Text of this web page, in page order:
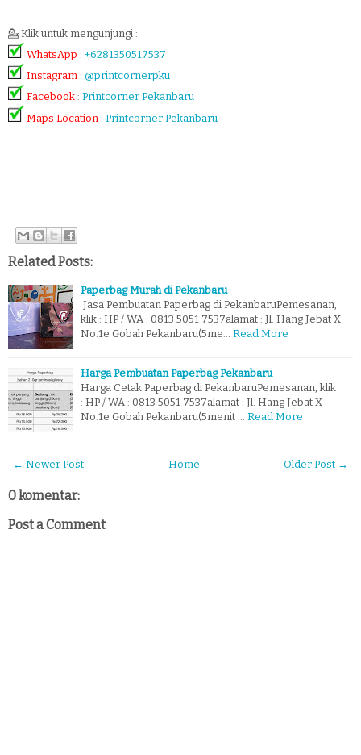
💁 Klik untuk mengunjungi :
WhatsApp : +6281350517537
Instagram : @printcornerpku
Facebook : Printcorner Pekanbaru
Maps Location : Printcorner Pekanbaru
Related Posts:
Paperbag Murah di Pekanbaru
Jasa Pembuatan Paperbag di PekanbaruPemesanan,
klik : HP / WA : 0813 5051 7537alamat : Jl. Hang Jebat X
No.1e Gobah Pekanbaru(5me… Read More
Harga Pembuatan Paperbag Pekanbaru
Harga Cetak Paperbag di PekanbaruPemesanan, klik
: HP / WA : 0813 5051 7537alamat : Jl. Hang Jebat X
No.1e Gobah Pekanbaru(5menit … Read More
← Newer Post Older Post →
Home
0 komentar:
Post a Comment